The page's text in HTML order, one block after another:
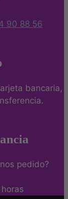
90 88 56
bancaria,
pedido?